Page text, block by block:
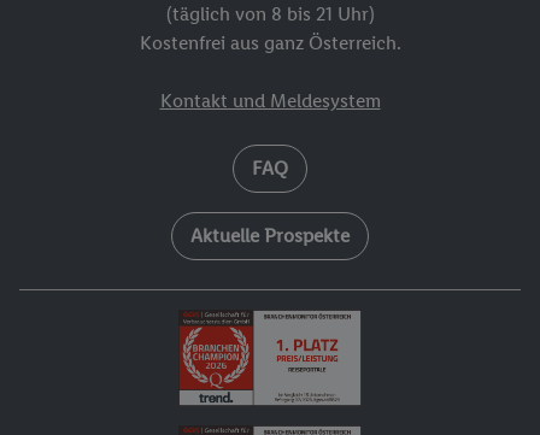
(täglich von 8 bis 21 Uhr)
Kostenfrei aus ganz Österreich.
Kontakt und Meldesystem
FAQ
Aktuelle Prospekte